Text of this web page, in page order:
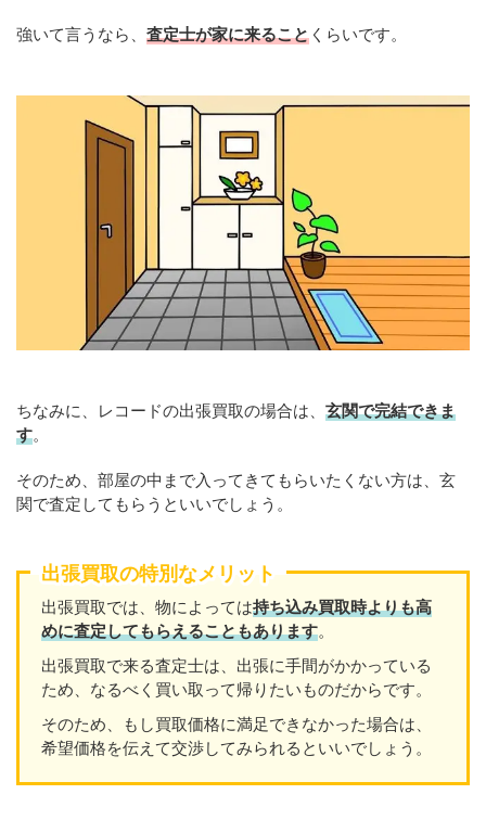
強いて言うなら、 査定士が家に来ること くらいです。
ちなみに、レコードの出張買取の場合は、 玄関で完結できま
す。
そのため、部屋の中まで入ってきてもらいたくない方は、玄
関で査定してもらうといいでしょう。
出張買取の特別なメリット
出張買取では、物によっては持ち込み買取時よりも高
めに査定してもらえることもあります。
出張買取で来る査定士は、出張に手間がかかっている
ため、なるべく買い取って帰りたいものだからです。
そのため、もし買取価格に満足できなかった場合は、
希望価格を伝えて交渉してみられるといいでしょう。